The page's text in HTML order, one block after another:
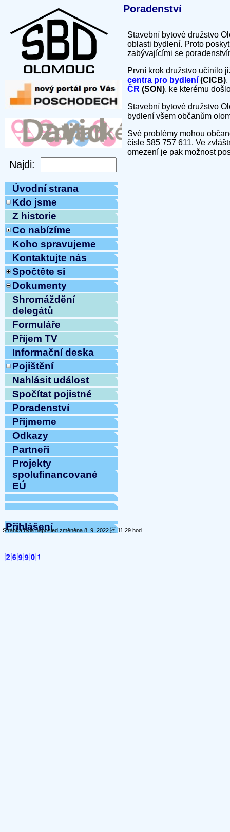
Úvodní strana
Kdo jsme
Z historie
Co nabízíme
Koho spravujeme
Kontaktujte nás
Spočtěte si
Dokumenty
Shromáždění
delegátů
Formuláře
Příjem TV
Informační deska
Pojištění
Nahlásit událost
Spočítat pojistné
Poradenství
Přijmeme
Odkazy
Partneři
Projekty
spolufinancované
EÚ
Přihlášení
Poradenství
Stavební bytové družstvo
oblasti bydlení. Proto
zabývajícími se
První krok družstvo učinilo
centra pro bydlení (CICB).
ČR (SON), ke kterému
Stavební bytové družstvo
bydlení všem občanům
Své problémy mohou
čísle 585 757 611. Ve
omezení je pak možnost
Stránka byla naposled změněna 8. 9. 2022 11:29 hod.